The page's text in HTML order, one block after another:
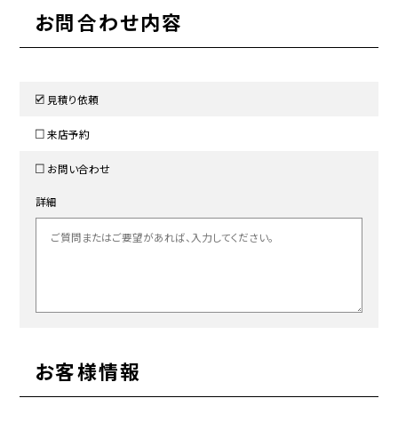
お問合わせ内容
見積り依頼
来店予約
お問い合わせ
詳細
お客様情報